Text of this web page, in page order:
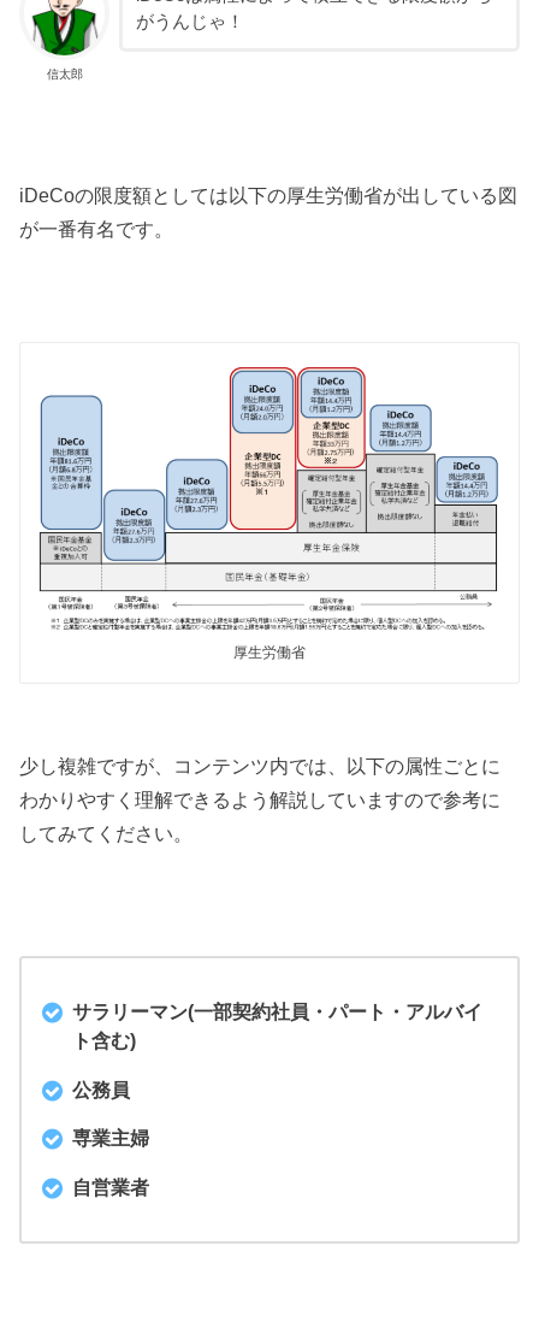
信太郎
がうんじゃ！
iDeCoの限度額としては以下の厚生労働省が出している図
が一番有名です。
厚生労働省
少し複雑ですが、コンテンツ内では、以下の属性ごとに
わかりやすく理解できるよう解説していますので参考に
してみてください。
サラリーマン(一部契約社員・パート・アルバイ
ト含む)
公務員
専業主婦
自営業者